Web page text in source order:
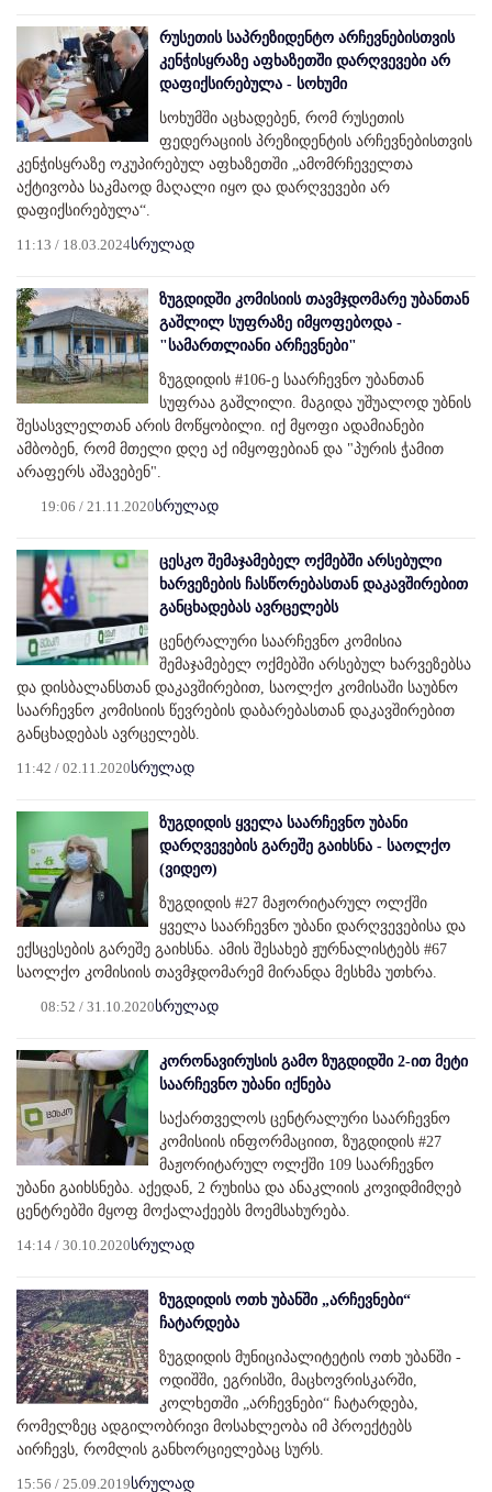
რუსეთის საპრეზიდენტო არჩევნებისთვის
კენჭისყრაზე აფხაზეთში დარღვევები არ
დაფიქსირებულა - სოხუმი
სოხუმში აცხადებენ, რომ რუსეთის
ფედერაციის პრეზიდენტის არჩევნებისთვის
კენჭისყრაზე ოკუპირებულ აფხაზეთში „ამომრჩეველთა
აქტივობა საკმაოდ მაღალი იყო და დარღვევები არ
დაფიქსირებულა“.
11:13 / 18.03.2024სრულად
ზუგდიდში კომისიის თავმჯდომარე უბანთან
გაშლილ სუფრაზე იმყოფებოდა -
"სამართლიანი არჩევნები"
ზუგდიდის #106-ე საარჩევნო უბანთან
სუფრაა გაშლილი. მაგიდა უშუალოდ უბნის
შესასვლელთან არის მოწყობილი. იქ მყოფი ადამიანები
ამბობენ, რომ მთელი დღე აქ იმყოფებიან და "პურის ჭამით
არაფერს აშავებენ".
19:06 / 21.11.2020სრულად
ცესკო შემაჯამებელ ოქმებში არსებული
ხარვეზების ჩასწორებასთან დაკავშირებით
განცხადებას ავრცელებს
ცენტრალური საარჩევნო კომისია
შემაჯამებელ ოქმებში არსებულ ხარვეზებსა
და დისბალანსთან დაკავშირებით, საოლქო კომისაში საუბნო
საარჩევნო კომისიის წევრების დაბარებასთან დაკავშირებით
განცხადებას ავრცელებს.
11:42 / 02.11.2020სრულად
ზუგდიდის ყველა საარჩევნო უბანი
დარღვევების გარეშე გაიხსნა - საოლქო
(ვიდეო)
ზუგდიდის #27 მაჟორიტარულ ოლქში
ყველა საარჩევნო უბანი დარღვევებისა და
ექსცესების გარეშე გაიხსნა. ამის შესახებ ჟურნალისტებს #67
საოლქო კომისიის თავმჯდომარემ მირანდა მესხმა უთხრა.
08:52 / 31.10.2020სრულად
კორონავირუსის გამო ზუგდიდში 2-ით მეტი
საარჩევნო უბანი იქნება
საქართველოს ცენტრალური საარჩევნო
კომისიის ინფორმაციით, ზუგდიდის #27
მაჟორიტარულ ოლქში 109 საარჩევნო
უბანი გაიხსნება. აქედან, 2 რუხისა და ანაკლიის კოვიდმიმღებ
ცენტრებში მყოფ მოქალაქეებს მოემსახურება.
14:14 / 30.10.2020სრულად
ზუგდიდის ოთხ უბანში „არჩევნები“
ჩატარდება
ზუგდიდის მუნიციპალიტეტის ოთხ უბანში -
ოდიშში, ეგრისში, მაცხოვრისკარში,
კოლხეთში „არჩევნები“ ჩატარდება,
რომელზეც ადგილობრივი მოსახლეობა იმ პროექტებს
აირჩევს, რომლის განხორციელებაც სურს.
15:56 / 25.09.2019სრულად